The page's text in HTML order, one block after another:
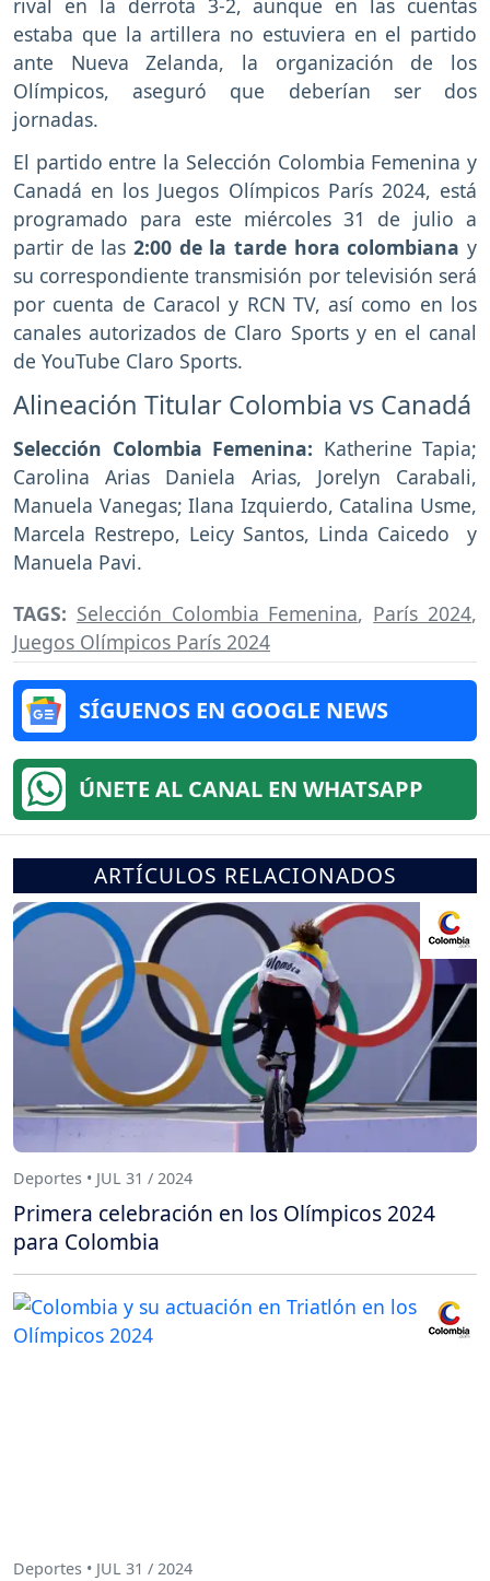
rival en la derrota 3-2, aunque en las cuentas
estaba que la artillera no estuviera en el partido
ante Nueva Zelanda, la organización de los
Olímpicos, aseguró que deberían ser dos
jornadas.
El partido entre la Selección Colombia Femenina y
Canadá en los Juegos Olímpicos París 2024, está
programado para este miércoles 31 de julio a
partir de las 2:00 de la tarde hora colombiana y
su correspondiente transmisión por televisión será
por cuenta de Caracol y RCN TV, así como en los
canales autorizados de Claro Sports y en el canal
de YouTube Claro Sports.
Alineación Titular Colombia vs Canadá
Selección Colombia Femenina: Katherine Tapia;
Carolina Arias Daniela Arias, Jorelyn Carabali,
Manuela Vanegas; Ilana Izquierdo, Catalina Usme,
Marcela Restrepo, Leicy Santos, Linda Caicedo y
Manuela Pavi.
TAGS: Selección Colombia Femenina, París 2024,
Juegos Olímpicos París 2024
SÍGUENOS EN GOOGLE NEWS
ÚNETE AL CANAL EN WHATSAPP
ARTÍCULOS RELACIONADOS
Deportes • JUL 31 / 2024
Primera celebración en los Olímpicos 2024
para Colombia
Deportes • JUL 31 / 2024